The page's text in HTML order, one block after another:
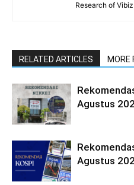
Research of
RELATED ARTICLES MORE
Agustus
Agustus